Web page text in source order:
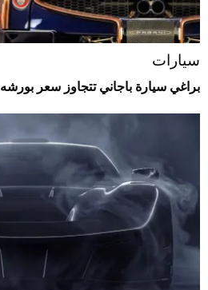
سيارات
براغي سيارة باجاني تتجاوز سعر بورشه 911 (فيديو)